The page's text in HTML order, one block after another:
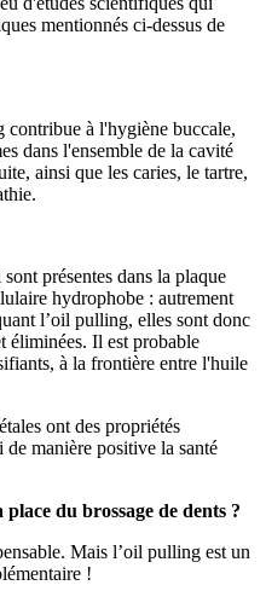
mentionnés ci-dessus de
à l'hygiène buccale,
dans l'ensemble de la cavité
ainsi que les caries, le tartre,
présentes dans la plaque
hydrophobe : autrement
l’oil pulling, elles sont donc
éliminées. Il est probable
à la frontière entre l'huile
ont des propriétés
manière positive la santé
du brossage de dents ?
Mais l’oil pulling est un
!